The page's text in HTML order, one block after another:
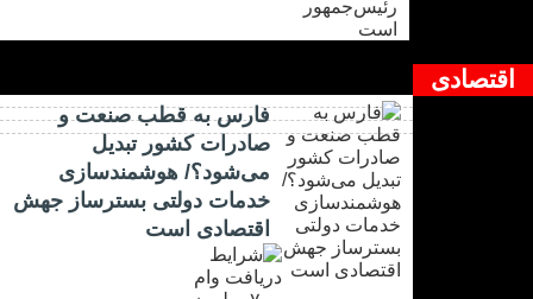
اقتصادی
فارس به قطب صنعت و
صادرات کشور تبدیل
می‌شود؟/ هوشمندسازی
خدمات دولتی بسترساز جهش
اقتصادی است